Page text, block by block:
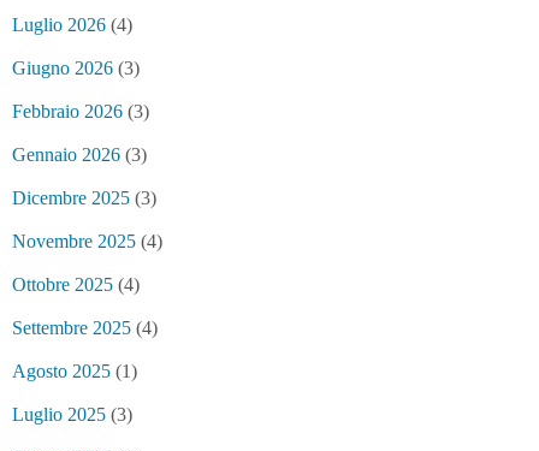
Luglio 2026 (4)
Giugno 2026 (3)
Febbraio 2026 (3)
Gennaio 2026 (3)
Dicembre 2025 (3)
Novembre 2025 (4)
Ottobre 2025 (4)
Settembre 2025 (4)
Agosto 2025 (1)
Luglio 2025 (3)